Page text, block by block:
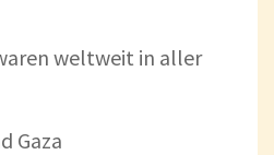
weltweit in aller
Gaza